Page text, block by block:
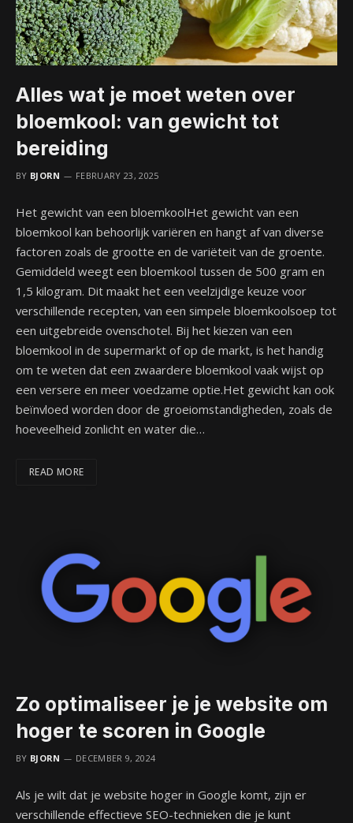
Alles wat je moet weten over
bloemkool: van gewicht tot
bereiding
BY BJORN FEBRUARY 23, 2025
Het gewicht van een bloemkoolHet gewicht van een
bloemkool kan behoorlijk variëren en hangt af van diverse
factoren zoals de grootte en de variëteit van de groente.
Gemiddeld weegt een bloemkool tussen de 500 gram en
1,5 kilogram. Dit maakt het een veelzijdige keuze voor
verschillende recepten, van een simpele bloemkoolsoep tot
een uitgebreide ovenschotel. Bij het kiezen van een
bloemkool in de supermarkt of op de markt, is het handig
om te weten dat een zwaardere bloemkool vaak wijst op
een versere en meer voedzame optie.Het gewicht kan ook
beïnvloed worden door de groeiomstandigheden, zoals de
hoeveelheid zonlicht en water die…
READ MORE
Zo optimaliseer je je website om
hoger te scoren in Google
BY BJORN DECEMBER 9, 2024
Als je wilt dat je website hoger in Google komt, zijn er
verschillende effectieve SEO-technieken die je kunt